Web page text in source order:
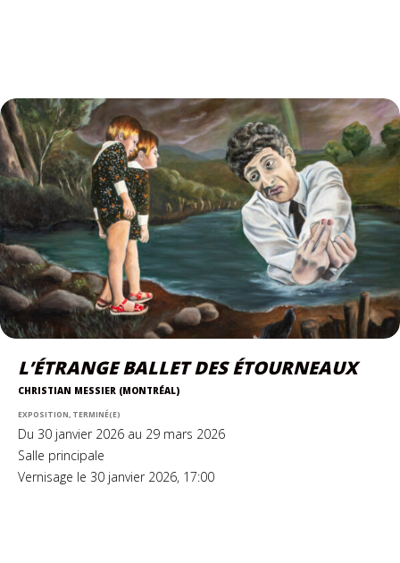
L’ÉTRANGE BALLET DES ÉTOURNEAUX
CHRISTIAN MESSIER (MONTRÉAL)
EXPOSITION, TERMINÉ(E)
Du 30 janvier 2026 au 29 mars 2026
Salle principale
Vernisage le 30 janvier 2026, 17:00